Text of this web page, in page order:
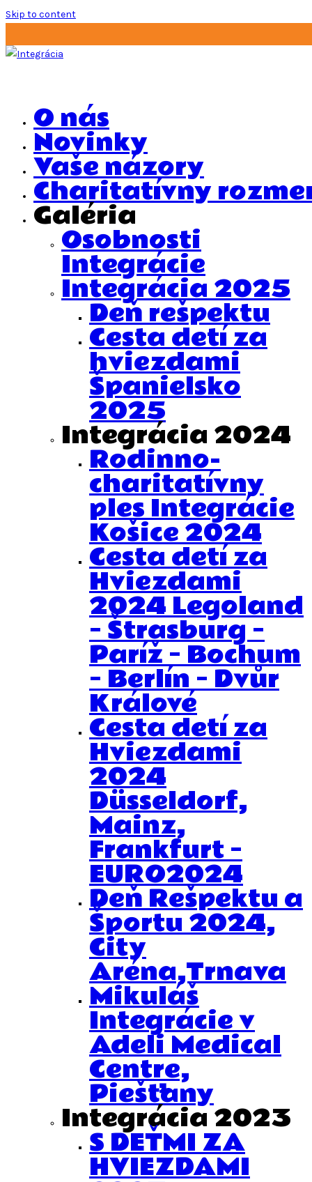
Skip to content
O nás
Novinky
Vaše názory
Charitatívny
Galéria
Osobnosti
Integrácie
Integrácia 2025
Deň rešpektu
Cesta detí za
hviezdami
Španielsko
2025
Integrácia 2024
Rodinno-
charitatívny
ples Integrácie
Košice 2024
Cesta detí za
Hviezdami
2024 Legoland
– Štrasburg –
Paríž – Bochum
– Berlín – Dvůr
Králové
Cesta detí za
Hviezdami
2024
Düsseldorf,
Mainz,
Frankfurt –
EURO2024
Deň Rešpektu a
Športu 2024,
City
Aréna,Trnava
Mikuláš
Integrácie v
Adeli Medical
Centre,
Piešťany
Integrácia 2023
S DEŤMI ZA
HVIEZDAMI